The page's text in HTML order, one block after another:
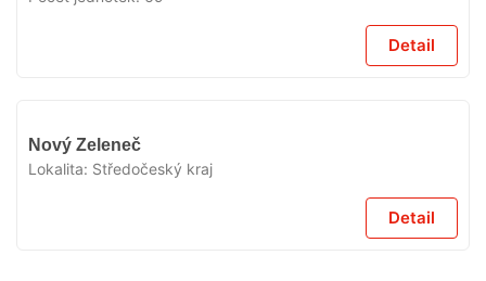
Detail
Nový Zeleneč
Lokalita: Středočeský kraj
Detail